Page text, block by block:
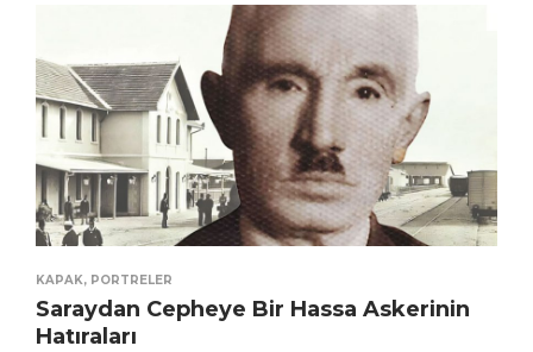
KAPAK, PORTRELER
Saraydan Cepheye Bir Hassa Askerinin
Hatıraları